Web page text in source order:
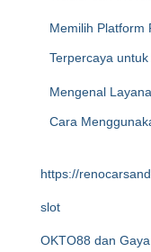
Memilih Platform
Terpercaya
Mengenal
Cara
https://
slot
OKTO88 dan